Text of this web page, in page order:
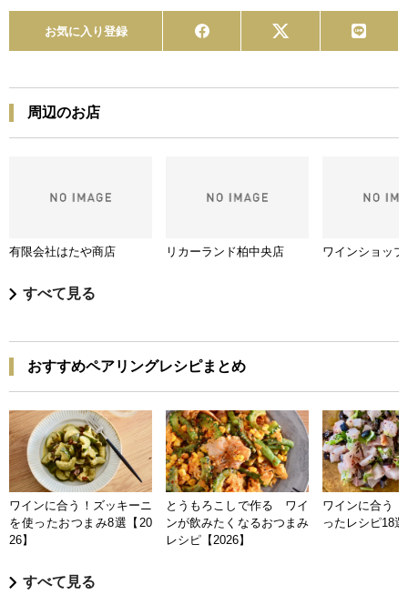
お気に入り登録
周辺のお店
有限会社はたや商店 リカーランド柏中央店 ワインショッ
すべて見る
おすすめペアリングレシピまとめ
ワインに合う！ズッキーニ
を使ったおつまみ8選【20
26】
とうもろこしで作る ワイ
ンが飲みたくなるおつまみ
レシピ【2026】
ワインに合う
ったレシピ18
すべて見る